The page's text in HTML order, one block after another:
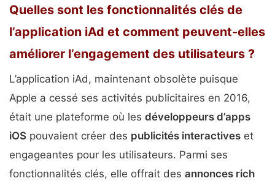
Quelles sont les fonctionnalités clés de
l’application iAd et comment peuvent-elles
améliorer l’engagement des utilisateurs ?
L’application iAd, maintenant obsolète puisque
Apple a cessé ses activités publicitaires en 2016,
était une plateforme où les développeurs d’apps
iOS pouvaient créer des publicités interactives et
engageantes pour les utilisateurs. Parmi ses
fonctionnalités clés, elle offrait des annonces rich